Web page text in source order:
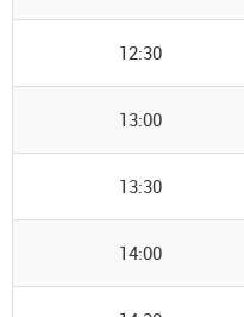
12:30
13:00
13:30
14:00